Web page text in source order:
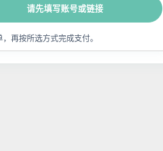
请先填写账号或链接
再按所选方式完成支付。